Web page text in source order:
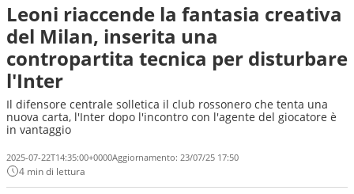
Leoni riaccende la fantasia creativa
del Milan, inserita una
contropartita tecnica per disturbare
l'Inter
Il difensore centrale solletica il club rossonero che tenta una
nuova carta, l'Inter dopo l'incontro con l'agente del giocatore è
in vantaggio
2025-07-22T14:35:00+0000Aggiornamento: 23/07/25 17:50
4 min di lettura